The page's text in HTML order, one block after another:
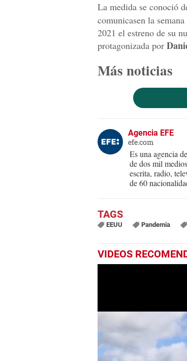
La medida se conoció
comunicasen la
2021 el estreno de su
protagonizada por
Más noticias
Agencia EFE
efe.com
Es una agencia
de dos mil
escrita, radio,
de 60
EEUU Pandemia
VIDEOS